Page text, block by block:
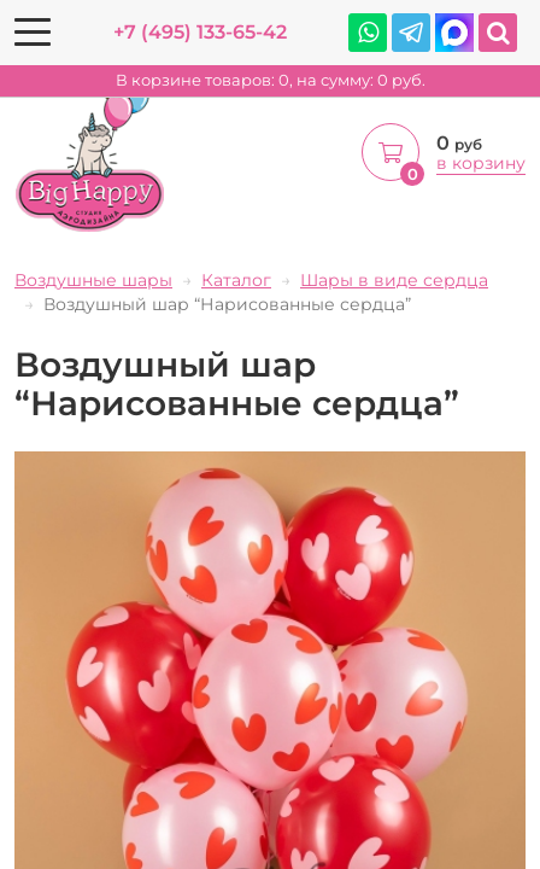
+7 (495) 133-65-42
В корзине товаров: 0, на сумму: 0 руб.
0
0 руб
в корзину
Воздушные шары Каталог
Шары в виде сердца
Воздушный шар “Нарисованные сердца”
Воздушный шар
“Нарисованные сердца”